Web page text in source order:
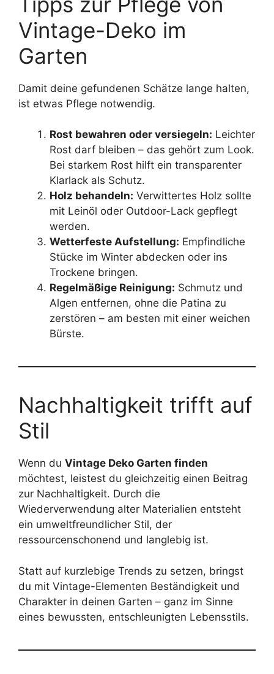
Vintage-Deko im
Garten
Damit deine gefundenen Schätze lange halten,
ist etwas Pflege notwendig.
Rost bewahren oder versiegeln: Leichter
Rost darf bleiben – das gehört zum Look.
Bei starkem Rost hilft ein transparenter
Klarlack als Schutz.
Holz behandeln: Verwittertes Holz sollte
mit Leinöl oder Outdoor-Lack gepflegt
werden.
Wetterfeste Aufstellung: Empfindliche
Stücke im Winter abdecken oder ins
Trockene bringen.
Regelmäßige Reinigung: Schmutz und
Algen entfernen, ohne die Patina zu
zerstören – am besten mit einer weichen
Bürste.
Nachhaltigkeit trifft auf
Stil
Wenn du Vintage Deko Garten finden
möchtest, leistest du gleichzeitig einen Beitrag
zur Nachhaltigkeit. Durch die
Wiederverwendung alter Materialien entsteht
ein umweltfreundlicher Stil, der
ressourcenschonend und langlebig ist.
Statt auf kurzlebige Trends zu setzen, bringst
du mit Vintage-Elementen Beständigkeit und
Charakter in deinen Garten – ganz im Sinne
eines bewussten, entschleunigten Lebensstils.